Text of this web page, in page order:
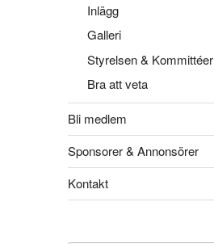
Inlägg
Galleri
Styrelsen & Kommittéer
Bra att veta
Bli medlem
Sponsorer & Annonsörer
Kontakt